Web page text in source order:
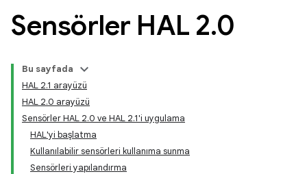
Sensörler HAL 2.0
Bu sayfada
HAL 2.1 arayüzü
HAL 2.0 arayüzü
Sensörler HAL 2.0 ve HAL 2.1'i uygulama
HAL'yi başlatma
Kullanılabilir sensörleri kullanıma sunma
Sensörleri yapılandırma